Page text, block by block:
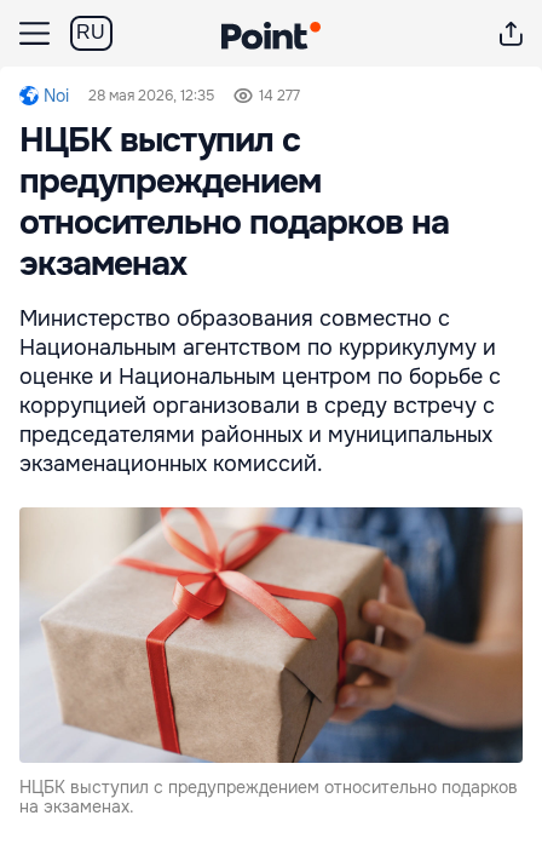
RU
Noi 28 мая 2026, 12:35 14 277
НЦБК выступил с
предупреждением
относительно подарков на
экзаменах
Министерство образования совместно с
Национальным агентством по куррикулуму и
оценке и Национальным центром по борьбе с
коррупцией организовали в среду встречу с
председателями районных и муниципальных
экзаменационных комиссий.
НЦБК выступил с предупреждением относительно подарков
на экзаменах.